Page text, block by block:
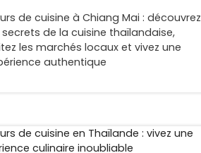
de cuisine à Chiang Mai : découvrez
secrets de la cuisine thaïlandaise,
les marchés locaux et vivez une
authentique